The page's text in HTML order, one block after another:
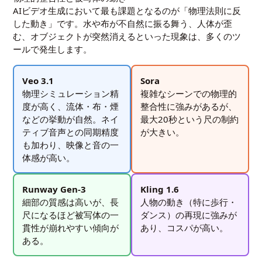
AIビデオ生成において最も課題となるのが「物理法則に反
した動き」です。水や布が不自然に振る舞う、人体が歪
む、オブジェクトが突然消えるといった現象は、多くのツ
ールで発生します。
Veo 3.1
物理シミュレーション精
度が高く、流体・布・煙
などの挙動が自然。ネイ
ティブ音声との同期精度
も加わり、映像と音の一
体感が高い。
Sora
複雑なシーンでの物理的
整合性に強みがあるが、
最大20秒という尺の制約
が大きい。
Runway Gen-3
細部の質感は高いが、長
尺になるほど被写体の一
貫性が崩れやすい傾向が
ある。
Kling 1.6
人物の動き（特に歩行・
ダンス）の再現に強みが
あり、コスパが高い。